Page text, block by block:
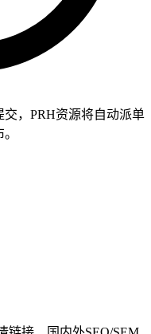
，PRH资源将自动派单